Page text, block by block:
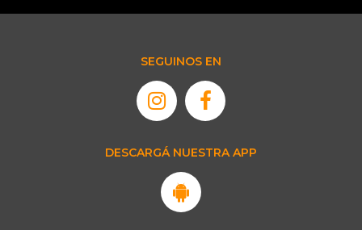
SEGUINOS EN
DESCARGÁ NUESTRA APP